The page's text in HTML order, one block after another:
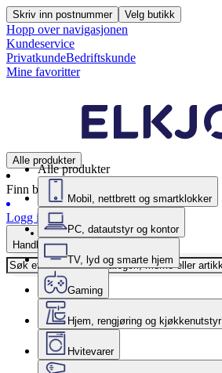
Skriv inn postnummer Velg butikk
Hopp over navigasjonen
Kundeservice
PrivatkundeBedriftskunde
Mine favoritter
Alle produkter
Finn butikk
Logg inn
Handlekurv
Alle produkter
Mobil, nettbrett og smartklokker
PC, datautstyr og kontor
TV, lyd og smarte hjem
Gaming
Hjem, rengjøring og kjøkkenutstyr
Hvitevarer